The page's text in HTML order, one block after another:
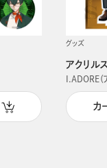
グッズ
アクリル
I.ADORE（
カ